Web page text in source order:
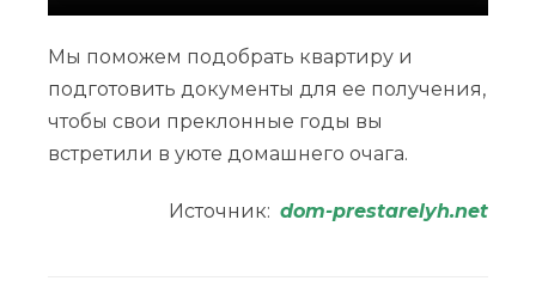
Мы поможем подобрать квартиру и
подготовить документы для ее получения,
чтобы свои преклонные годы вы
встретили в уюте домашнего очага.
Источник: dom-prestarelyh.net